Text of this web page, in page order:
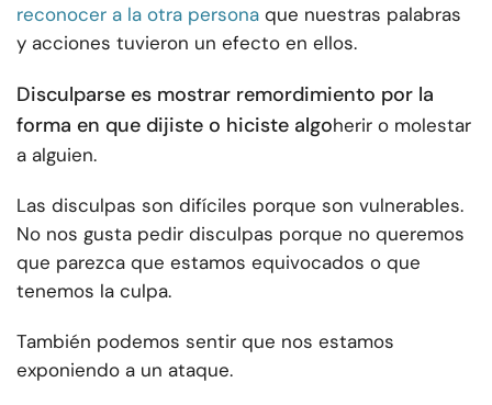
reconocer a la otra persona que nuestras palabras
y acciones tuvieron un efecto en ellos.
Disculparse es mostrar remordimiento por la
forma en que dijiste o hiciste algoherir o molestar
a alguien.
Las disculpas son difíciles porque son vulnerables.
No nos gusta pedir disculpas porque no queremos
que parezca que estamos equivocados o que
tenemos la culpa.
También podemos sentir que nos estamos
exponiendo a un ataque.